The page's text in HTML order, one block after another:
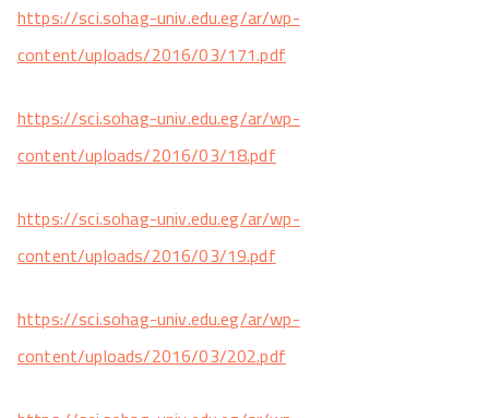
https://sci.sohag-univ.edu.eg/ar/wp-
content/uploads/2016/03/171.pdf
https://sci.sohag-univ.edu.eg/ar/wp-
content/uploads/2016/03/18.pdf
https://sci.sohag-univ.edu.eg/ar/wp-
content/uploads/2016/03/19.pdf
https://sci.sohag-univ.edu.eg/ar/wp-
content/uploads/2016/03/202.pdf